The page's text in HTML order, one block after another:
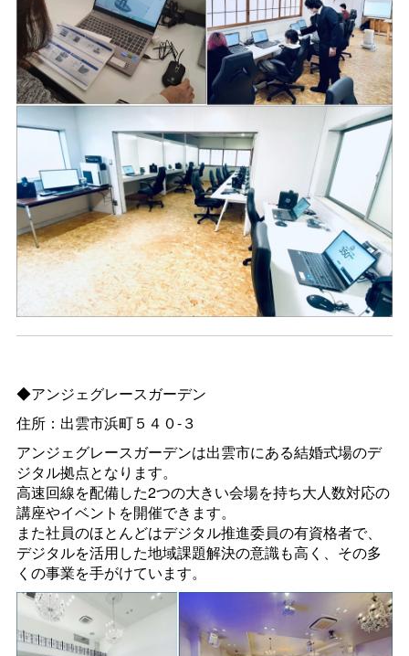
◆アンジェグレースガーデン
住所：出雲市浜町５４０‐３
アンジェグレースガーデンは出雲市にある結婚式場のデ
ジタル拠点となります。
高速回線を配備した2つの大きい会場を持ち大人数対応の
講座やイベントを開催できます。
また社員のほとんどはデジタル推進委員の有資格者で、
デジタルを活用した地域課題解決の意識も高く、その多
くの事業を手がけています。